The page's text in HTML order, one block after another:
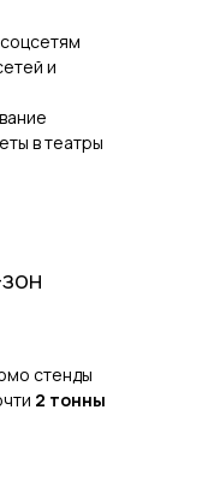
и
в театры
стенды
2 тонны